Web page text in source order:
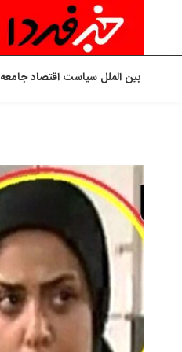
بین الملل سیاست اقتصادجامعه